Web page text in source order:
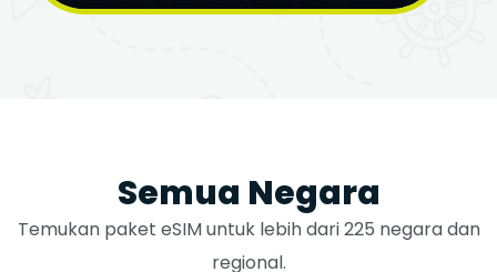
Semua Negara
Temukan paket eSIM untuk lebih dari 225 negara dan
regional.